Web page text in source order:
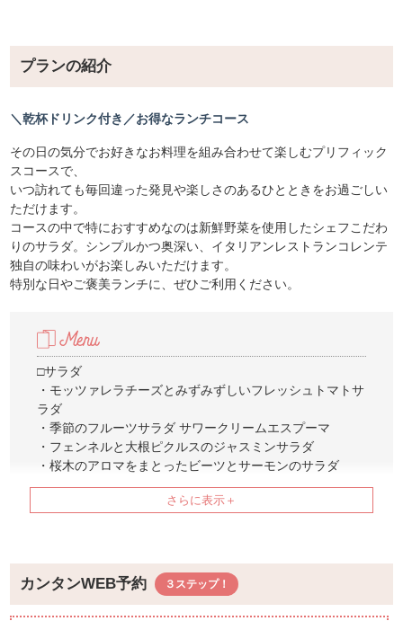
プランの紹介
＼乾杯ドリンク付き／お得なランチコース
その日の気分でお好きなお料理を組み合わせて楽しむプリフィック
スコースで、
いつ訪れても毎回違った発見や楽しさのあるひとときをお過ごしい
ただけます。
コースの中で特におすすめなのは新鮮野菜を使用したシェフこだわ
りのサラダ。シンプルかつ奥深い、イタリアンレストランコレンテ
独自の味わいがお楽しみいただけます。
特別な日やご褒美ランチに、ぜひご利用ください。
□サラダ
・モッツァレラチーズとみずみずしいフレッシュトマトサ
ラダ
・季節のフルーツサラダ サワークリームエスプーマ
・フェンネルと大根ピクルスのジャスミンサラダ
・桜木のアロマをまとったビーツとサーモンのサラダ
※上記よりお好きなメニューをお選びいただけます
または
・ジョールベーコンのカルボナーラ・リゾット
カンタンWEB予約